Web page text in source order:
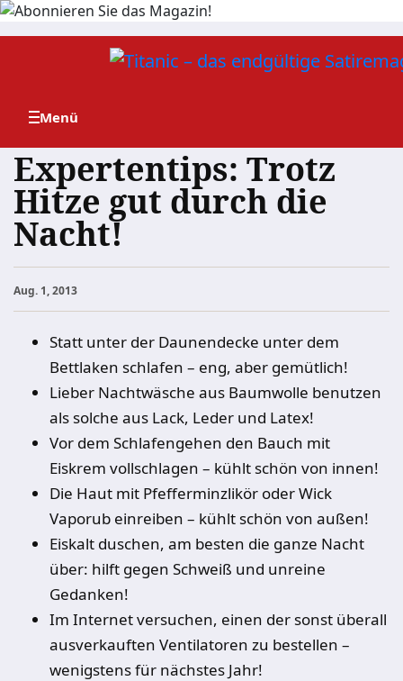
Zum
Expertentips: Trotz
Hitze gut durch die
Nacht!
Aug. 1, 2013
Statt unter der Daunendecke unter dem
Bettlaken schlafen – eng, aber gemütlich!
Lieber Nachtwäsche aus Baumwolle benutzen
als solche aus Lack, Leder und Latex!
Vor dem Schlafengehen den Bauch mit
Eiskrem vollschlagen – kühlt schön von innen!
Die Haut mit Pfefferminzlikör oder Wick
Vaporub einreiben – kühlt schön von außen!
Eiskalt duschen, am besten die ganze Nacht
über: hilft gegen Schweiß und unreine
Gedanken!
Im Internet versuchen, einen der sonst überall
ausverkauften Ventilatoren zu bestellen –
wenigstens für nächstes Jahr!